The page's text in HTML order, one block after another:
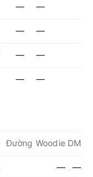
— —
—
—
— —
— —
Đường Woodie DM
— —